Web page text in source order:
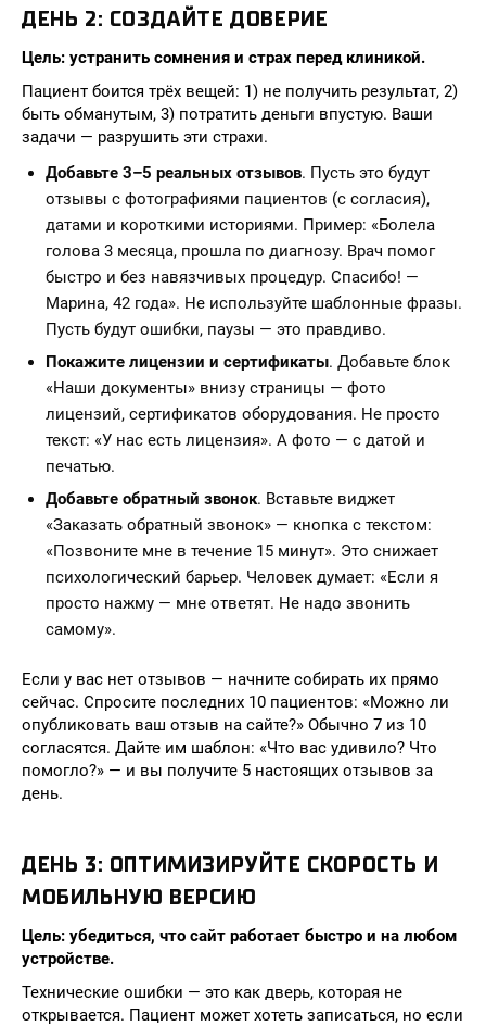
ДЕНЬ 2: СОЗДАЙТЕ ДОВЕРИЕ
Цель: устранить сомнения и страх перед клиникой.
Пациент боится трёх вещей: 1) не получить результат, 2)
быть обманутым, 3) потратить деньги впустую. Ваши
задачи — разрушить эти страхи.
Добавьте 3–5 реальных отзывов. Пусть это будут
отзывы с фотографиями пациентов (с согласия),
датами и короткими историями. Пример: «Болела
голова 3 месяца, прошла по диагнозу. Врач помог
быстро и без навязчивых процедур. Спасибо! —
Марина, 42 года». Не используйте шаблонные фразы.
Пусть будут ошибки, паузы — это правдиво.
Покажите лицензии и сертификаты. Добавьте блок
«Наши документы» внизу страницы — фото
лицензий, сертификатов оборудования. Не просто
текст: «У нас есть лицензия». А фото — с датой и
печатью.
Добавьте обратный звонок. Вставьте виджет
«Заказать обратный звонок» — кнопка с текстом:
«Позвоните мне в течение 15 минут». Это снижает
психологический барьер. Человек думает: «Если я
просто нажму — мне ответят. Не надо звонить
самому».
Если у вас нет отзывов — начните собирать их прямо
сейчас. Спросите последних 10 пациентов: «Можно ли
опубликовать ваш отзыв на сайте?» Обычно 7 из 10
согласятся. Дайте им шаблон: «Что вас удивило? Что
помогло?» — и вы получите 5 настоящих отзывов за
день.
ДЕНЬ 3: ОПТИМИЗИРУЙТЕ СКОРОСТЬ И
МОБИЛЬНУЮ ВЕРСИЮ
Цель: убедиться, что сайт работает быстро и на любом
устройстве.
Технические ошибки — это как дверь, которая не
открывается. Пациент может хотеть записаться, но если